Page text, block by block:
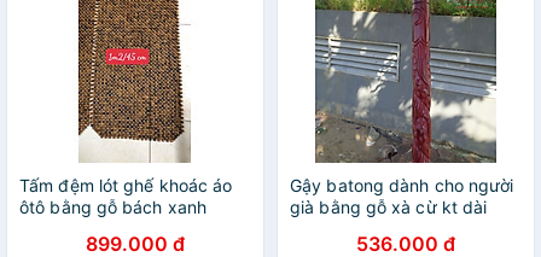
Tấm đệm lót ghế khoác áo
ôtô bằng gỗ bách xanh
899.000 đ
Gậy batong dành cho người
già bằng gỗ xà cừ kt dài
536.000 đ